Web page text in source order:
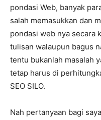
pondasi Web, banyak
salah memasukkan dan
pondasi web nya secara
tulisan walaupun bagus
tentu bukanlah masalah
tetap harus di
SEO SILO.
Nah pertanyaan bagi